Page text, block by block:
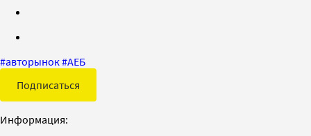
#авторынок#АЕБ
Подписаться
Информация: